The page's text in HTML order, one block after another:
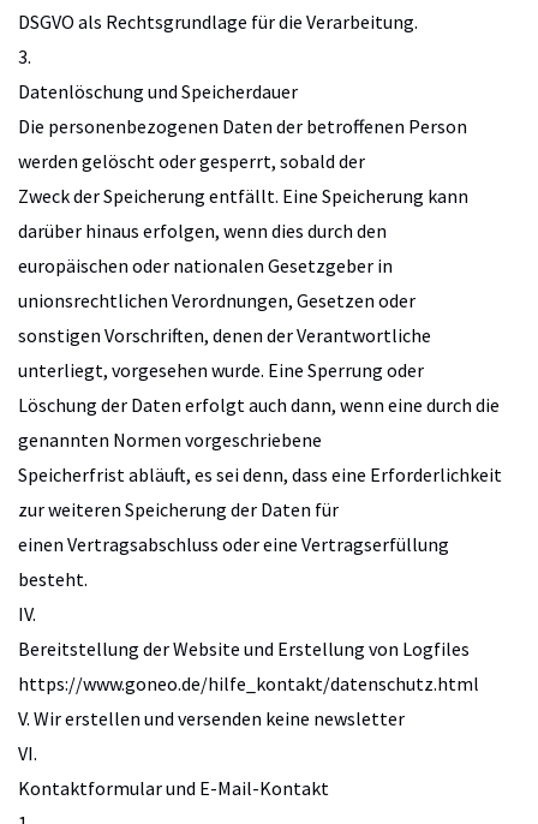
DSGVO als Rechtsgrundlage für die Verarbeitung.
3.
Datenlöschung und Speicherdauer
Die personenbezogenen Daten der betroffenen Person
werden gelöscht oder gesperrt, sobald der
Zweck der Speicherung entfällt. Eine Speicherung kann
darüber hinaus erfolgen, wenn dies durch den
europäischen oder nationalen Gesetzgeber in
unionsrechtlichen Verordnungen, Gesetzen oder
sonstigen Vorschriften, denen der Verantwortliche
unterliegt, vorgesehen wurde. Eine Sperrung oder
Löschung der Daten erfolgt auch dann, wenn eine durch die
genannten Normen vorgeschriebene
Speicherfrist abläuft, es sei denn, dass eine Erforderlichkeit
zur weiteren Speicherung der Daten für
einen Vertragsabschluss oder eine Vertragserfüllung
besteht.
IV.
Bereitstellung der Website und Erstellung von Logfiles
https://www.goneo.de/hilfe_kontakt/datenschutz.html
V. Wir erstellen und versenden keine newsletter
VI.
Kontaktformular und E-Mail-Kontakt